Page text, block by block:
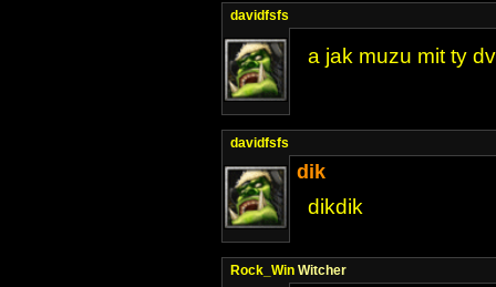
davidfsfs
a jak muzu mit ty
davidfsfs
dik
dikdik
Rock_Win Witcher